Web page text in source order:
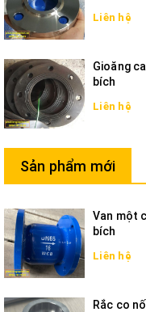
Liên hệ
Gioăng
bích
Liên hệ
Sản phẩm mới
Van một
bích
Liên hệ
Rắc co